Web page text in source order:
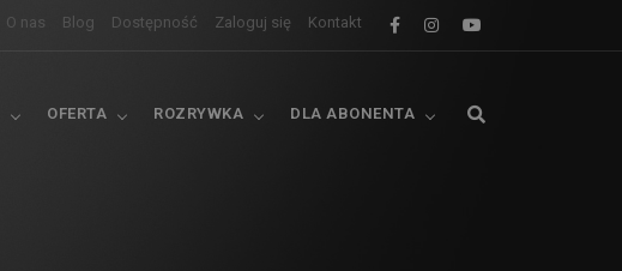
O nas Blog Dostępność Zaloguj się Kontakt
OFERTA ROZRYWKA DLA ABONENTA